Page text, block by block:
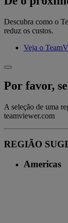
Descubra como o
reduz os custos.
Veja o
Por favor,
A seleção de uma
teamviewer.com
REGIÃO
Americas